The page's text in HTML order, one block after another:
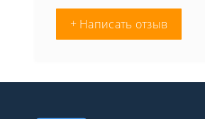
+ Написать отзыв